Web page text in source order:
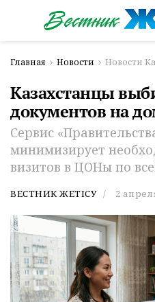
Главная Новости Новости
Казахстанцы
документов на
Сервис
минимизирует
визитов в ЦОНы по
ВЕСТНИК ЖЕТІСУ 2